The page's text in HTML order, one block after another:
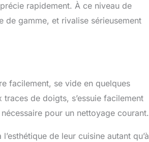
rapidement. À ce niveau de
de gamme, et rivalise sérieusement
facilement, se vide en quelques
de doigts, s’essuie facilement
pour un nettoyage courant.
de leur cuisine autant qu’à